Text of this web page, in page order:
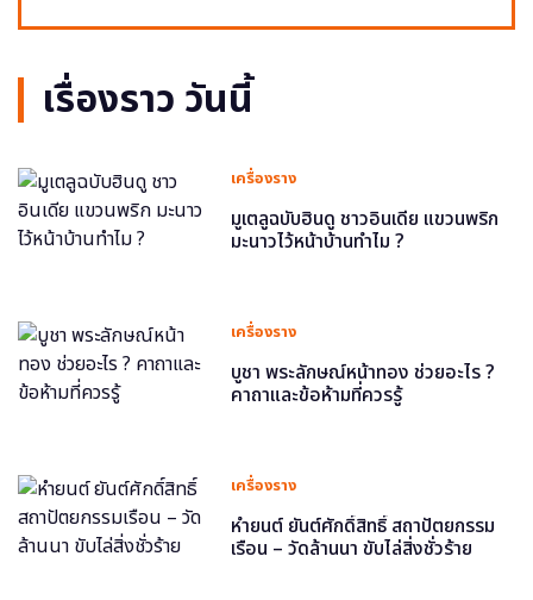
เรื่องราว วันนี้
เครื่องราง
มูเตลูฉบับฮินดู ชาวอินเดีย แขวนพริก
มะนาวไว้หน้าบ้านทำไม ?
เครื่องราง
บูชา พระลักษณ์หน้าทอง ช่วยอะไร ?
คาถาและข้อห้ามที่ควรรู้
เครื่องราง
หำยนต์ ยันต์ศักดิ์สิทธิ์ สถาปัตยกรรม
เรือน – วัดล้านนา ขับไล่สิ่งชั่วร้าย